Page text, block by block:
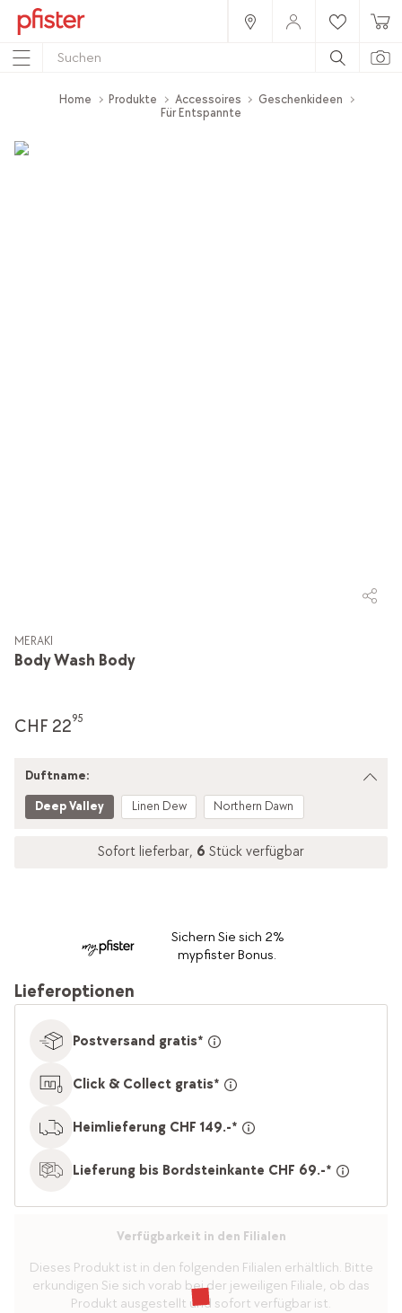
Home Produkte Accessoires
Geschenkideen
Für Entspannte
Body Wash Body
MERAKI
CHF 2295
Duftname:
Deep Valley Linen Dew Northern Dawn
Sofort lieferbar, 6 Stück verfügbar
Sichern Sie sich 2%
mypfister Bonus.
Lieferoptionen
Postversand gratis*
Click & Collect gratis*
Heimlieferung CHF 149.-*
Lieferung bis Bordsteinkante CHF 69.-*
Verfügbarkeit in den Filialen
Dieses Produkt ist in den folgenden Filialen erhältlich. Bitte
erkundigen Sie sich vorab bei der jeweiligen Filiale, ob das
Produkt ausgestellt und sofort verfügbar ist.